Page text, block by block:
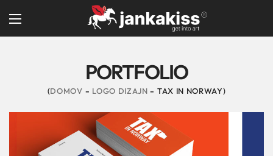
PORTFOLIO
DOMOV LOGO DIZAJN TAX IN NORWAY